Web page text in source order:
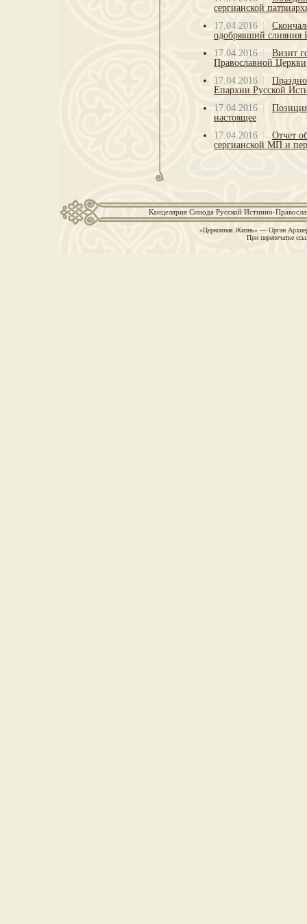
сергианской
17.04.2016
одобрявший
17.04.2016
Визит
Православной Церкви
17.04.2016
Епархии Русской
17.04.2016
настоящее
17.04.2016
Отчет
сергианской МП и
Канцелярия Синода Русской Истинно-
«Церковная Жизнь» — Орган
При перепечатке